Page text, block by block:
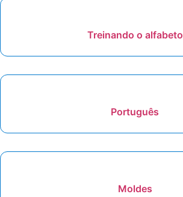
Treinando o alfabeto
Português
Moldes